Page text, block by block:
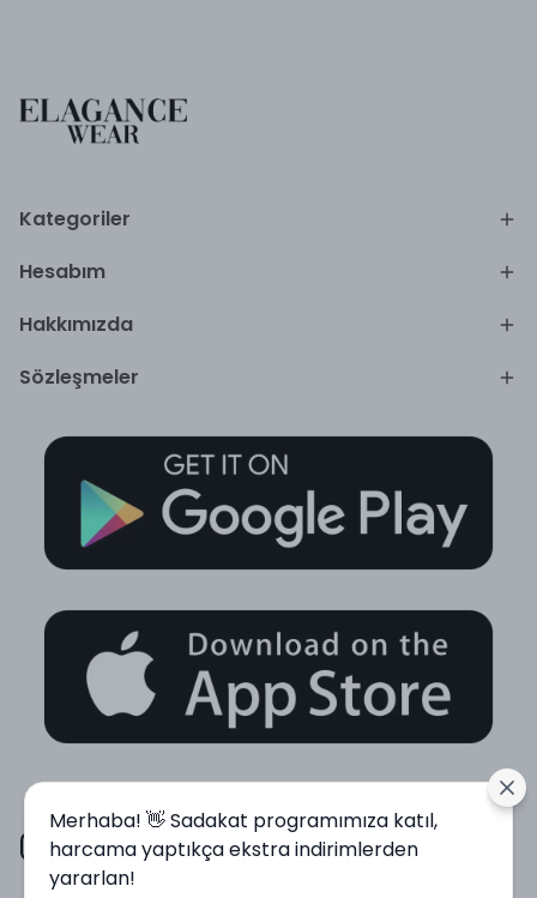
Kategoriler
Hesabım
Hakkımızda
Sözleşmeler
Merhaba! 👋 Sadakat programımıza katıl,
harcama yaptıkça ekstra indirimlerden
yararlan!